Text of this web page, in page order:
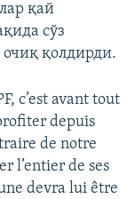
қай
сўз
очиқ қолдирди.
c’est avant tout
depuis
de notre
l’entier de ses
devra lui être